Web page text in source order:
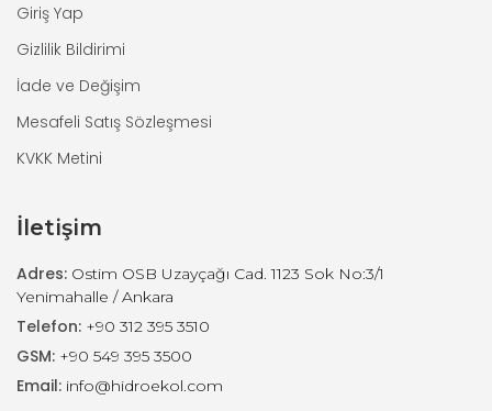
Giriş Yap
Gizlilik Bildirimi
İade ve Değişim
Mesafeli Satış Sözleşmesi
KVKK Metini
İletişim
Adres: Ostim OSB Uzayçağı Cad. 1123 Sok No:3/1
Yenimahalle / Ankara
Telefon: +90 312 395 3510
GSM: +90 549 395 3500
Email: info@hidroekol.com